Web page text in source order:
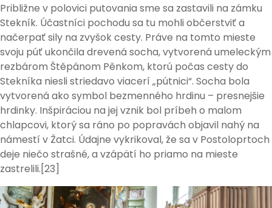
Približne v polovici putovania sme sa zastavili na zámku
Stekník. Účastníci pochodu sa tu mohli občerstviť a
načerpať sily na zvyšok cesty. Práve na tomto mieste
svoju púť ukončila drevená socha, vytvorená umeleckým
rezbárom Štěpánom Pěnkom, ktorú počas cesty do
Stekníka niesli striedavo viacerí „pútnici“. Socha bola
vytvorená ako symbol bezmenného hrdinu – presnejšie
hrdinky. Inšpiráciou na jej vznik bol príbeh o malom
chlapcovi, ktorý sa ráno po popravách objavil nahý na
námestí v Žatci. Údajne vykrikoval, že sa v Postoloprtoch
deje niečo strašné, a vzápätí ho priamo na mieste
zastrelili.[23]